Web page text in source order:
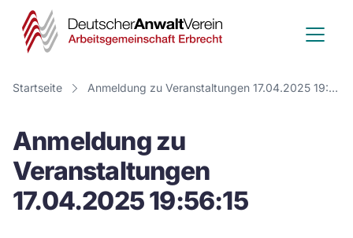
Deutscher
Anwalt
Verein
Startseite Anmeldung zu Veranstaltungen 17.04.2025 19:56:15
Anmeldung zu
Veranstaltungen
17.04.2025 19:56:15